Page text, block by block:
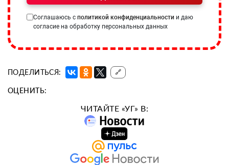
Соглашаюсь с политикой конфиденциальности и даю
согласие на обработку персональных данных
ПОДЕЛИТЬСЯ: 🔗
ОЦЕНИТЬ:
ЧИТАЙТЕ «УГ» В: